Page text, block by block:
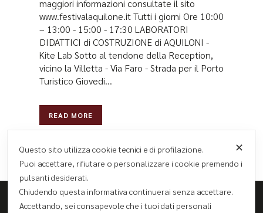
maggiori informazioni consultate il sito
www.festivalaquilone.it Tutti i giorni Ore 10:00
– 13:00 - 15:00 - 17:30 LABORATORI
DIDATTICI di COSTRUZIONE di AQUILONI -
Kite Lab Sotto al tendone della Reception,
vicino la Villetta - Via Faro - Strada per il Porto
Turistico Giovedi...
READ MORE
✕
Questo sito utilizza cookie tecnici e di profilazione.
Puoi accettare, rifiutare o personalizzare i cookie premendo i
pulsanti desiderati.
Chiudendo questa informativa continuerai senza accettare.
Accettando, sei consapevole che i tuoi dati personali